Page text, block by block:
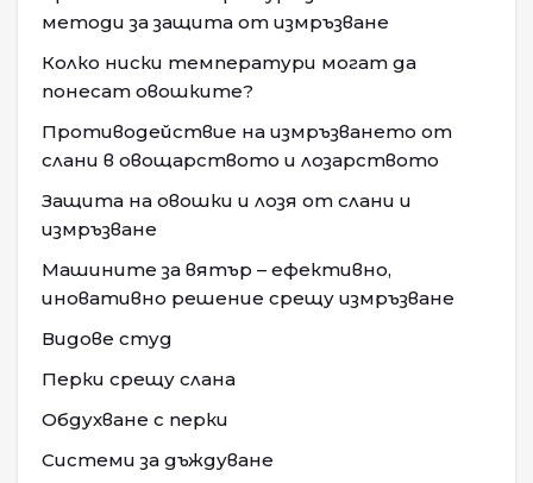
методи за защита от измръзване
Колко ниски температури могат да
понесат овошките?
Противодействие на измръзването от
слани в овощарството и лозарството
Защита на овошки и лозя от слани и
измръзване
Машините за вятър – ефективно,
иновативно решение срещу измръзване
Видове студ
Перки срещу слана
Обдухване с перки
Системи за дъждуване